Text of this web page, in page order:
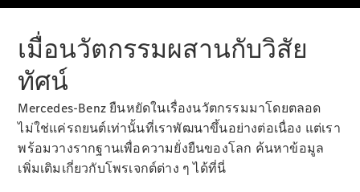
All Saloons
CLA
ไฟฟ้า 100%
เมื่อนวัตกรรมผสานกับวิสัย
ทัศน์
Mercedes-Benz ยืนหยัดในเรื่องนวัตกรรมมาโดยตลอด
ไม่ใช่แค่รถยนต์เท่านั้นที่เราพัฒนาขึ้นอย่างต่อเนื่อง แต่เรา
พร้อมวางรากฐานเพื่อความยั่งยืนของโลก ค้นหาข้อมูล
เพิ่มเติมเกี่ยวกับโพรเจกต์ต่าง ๆ ได้ที่นี่